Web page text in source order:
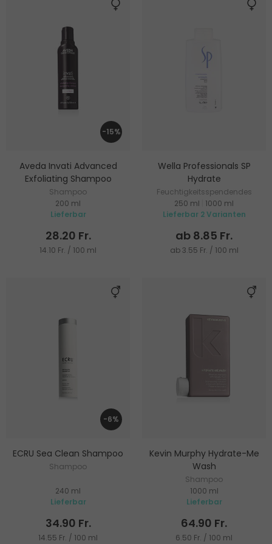
-15%
Aveda Invati Advanced
Exfoliating Shampoo
Shampoo
200 ml
Lieferbar
28.20 Fr.
14.10 Fr. / 100 ml
Wella Professionals SP
Hydrate
Feuchtigkeitsspendendes
Shampoo
250 ml
1000 ml
Lieferbar 2 Varianten
ab 8.85 Fr.
ab 3.55 Fr. / 100 ml
-6%
ECRU Sea Clean Shampoo
Shampoo
240 ml
Lieferbar
34.90 Fr.
14.55 Fr. / 100 ml
Kevin Murphy Hydrate-Me
Wash
Shampoo
1000 ml
Lieferbar
64.90 Fr.
6.50 Fr. / 100 ml